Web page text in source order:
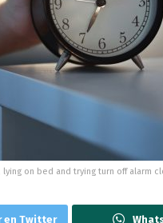
lying on bed and trying turn off alarm
en Twitter